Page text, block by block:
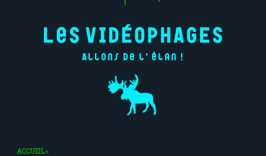
Allons de l'élan !
ACCUEIL<